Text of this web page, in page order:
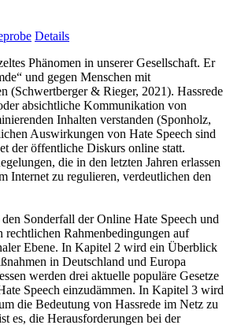
Details
Phänomen in unserer Gesellschaft. Er
und gegen Menschen mit
(Schwertberger & Rieger, 2021). Hassrede
absichtliche Kommunikation von
Inhalten verstanden (Sponholz,
Auswirkungen von Hate Speech sind
der öffentliche Diskurs online statt.
die in den letzten Jahren erlassen
Internet zu regulieren, verdeutlichen den
Sonderfall der Online Hate Speech und
rechtlichen Rahmenbedingungen auf
Ebene. In Kapitel 2 wird ein Überblick
in Deutschland und Europa
werden drei aktuelle populäre Gesetze
Speech einzudämmen. In Kapitel 3 wird
die Bedeutung von Hassrede im Netz zu
es, die Herausforderungen bei der